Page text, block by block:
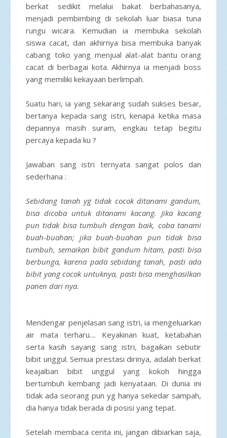
berkat sedikit melalui bakat berbahasanya,
menjadi pembimbing di sekolah luar biasa tuna
rungu wicara. Kemudian ia membuka sekolah
siswa cacat, dan akhirnya bisa membuka banyak
cabang toko yang menjual alat-alat bantu orang
cacat di berbagai kota. Akhirnya ia menjadi boss
yang memiliki kekayaan berlimpah.
Suatu hari, ia yang sekarang sudah sukses besar,
bertanya kepada sang istri, kenapa ketika masa
depannya masih suram, engkau tetap begitu
percaya kepada ku ?
Jawaban sang istri ternyata sangat polos dan
sederhana :
Sebidang tanah yg tidak cocok ditanami gandum,
bisa dicoba untuk ditanami kacang. Jika kacang
pun tidak bisa tumbuh dengan baik, coba tanami
buah-buahan; jika buah-buahan pun tidak bisa
tumbuh, semaikan bibit gandum hitam, pasti bisa
berbunga, karena pada sebidang tanah, pasti ada
bibit yang cocok untuknya, pasti bisa menghasilkan
panen dari nya.
Mendengar penjelasan sang istri, ia mengeluarkan
air mata terharu.... Keyakinan kuat, ketabahan
serta kasih sayang sang istri, bagaikan sebutir
bibit unggul. Semua prestasi dirinya, adalah berkat
keajaiban bibit unggul yang kokoh hingga
bertumbuh kembang jadi kenyataan. Di dunia ini
tidak ada seorang pun yg hanya sekedar sampah,
dia hanya tidak berada di posisi yang tepat.
Setelah membaca cerita ini, jangan dibiarkan saja,